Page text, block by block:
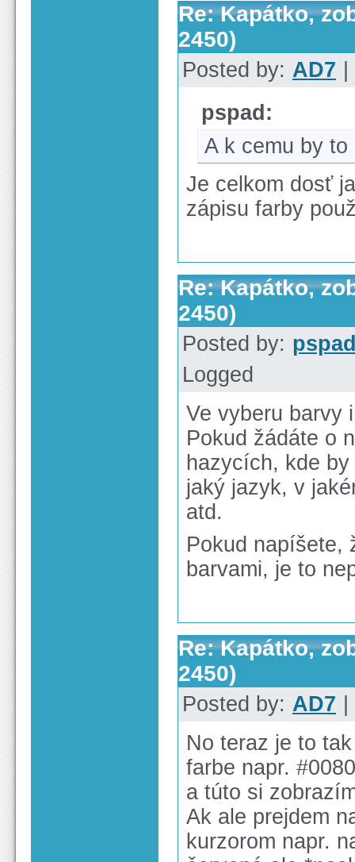
Re: Kapátko,
2450)
Posted by: AD7
pspad:
A k cemu by
Je celkom dosť
zápisu farby
Re: Kapátko,
2450)
Posted by:
Logged
Ve vyberu barvy
Pokud žádáte o
hazycích, kde
jaký jazyk, v
atd.
Pokud napíšete,
barvami, je to
Re: Kapátko,
2450)
Posted by: AD7
No teraz je to
farbe napr.
a túto si
Ak ale prejdem
kurzorom napr.